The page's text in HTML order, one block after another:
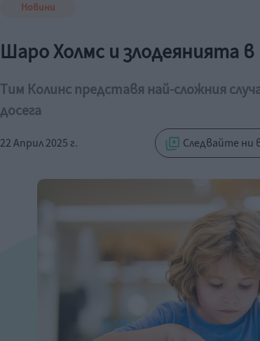
Новини
Шаро Холмс и злодеянията
Тим Колинс представя най-сложния
досега
22 Април 2025 г. Следвайте ни